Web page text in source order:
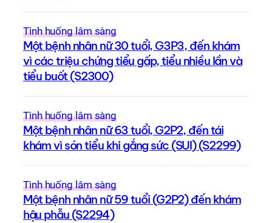
Tình huống lâm sàng
Một bệnh nhân nữ 30 tuổi, G3P3, đến khám
vì các triệu chứng tiểu gấp, tiểu nhiều lần và
tiểu buốt (S2300)
Tình huống lâm sàng
Một bệnh nhân nữ 63 tuổi, G2P2, đến tái
khám vì són tiểu khi gắng sức (SUI) (S2299)
Tình huống lâm sàng
Một bệnh nhân nữ 59 tuổi (G2P2) đến khám
hậu phẫu (S2294)